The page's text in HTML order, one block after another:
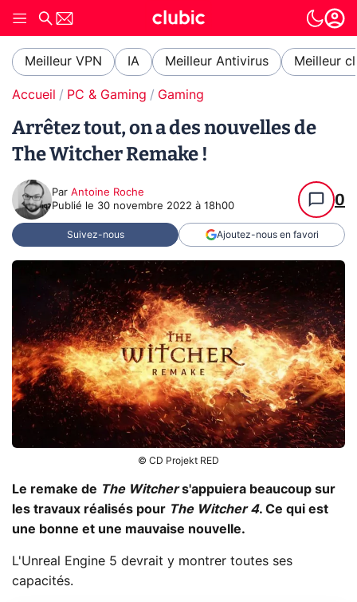
Meilleur VPN IA Meilleur Antivirus Meilleur
Accueil PC & Gaming Gaming
Arrêtez tout, on a des nouvelles de
The Witcher Remake !
Par Antoine Roche
Publié le 30 novembre 2022 à 18h00 0
Suivez-nous Ajoutez-nous en favori
© CD Projekt RED
Le remake de The Witchers'appuiera beaucoup sur
les travaux réalisés pour The Witcher 4. Ce qui est
une bonne et une mauvaise nouvelle.
L'Unreal Engine 5 devrait y montrer toutes ses
capacités.